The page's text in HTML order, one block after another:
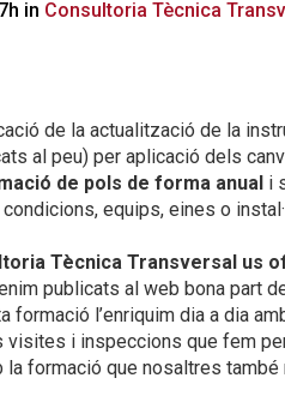
in Consultoria Tècnica
de la actualització de la
al peu) per aplicació dels
de pols de forma anual i
equips, eines o
Tècnica Transversal us
publicats al web bona part
formació l’enriquim dia a dia
visites i inspeccions que fem
la formació que nosaltres també